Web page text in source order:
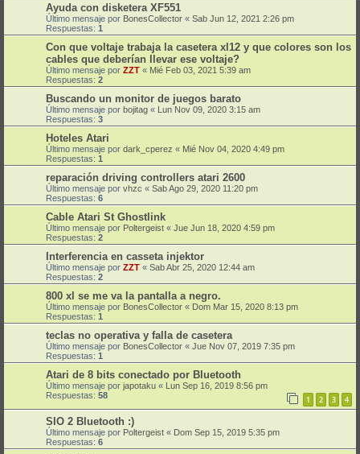
Ayuda con disketera XF551
Último mensaje por BonesCollector « Sab Jun 12, 2021 2:26 pm
Respuestas: 1
Con que voltaje trabaja la casetera xl12 y que colores son los
cables que deberían llevar ese voltaje?
Último mensaje por ZZT « Mié Feb 03, 2021 5:39 am
Respuestas: 2
Buscando un monitor de juegos barato
Último mensaje por bojitag « Lun Nov 09, 2020 3:15 am
Respuestas: 3
Hoteles Atari
Último mensaje por dark_cperez « Mié Nov 04, 2020 4:49 pm
Respuestas: 1
reparación driving controllers atari 2600
Último mensaje por vhzc « Sab Ago 29, 2020 11:20 pm
Respuestas: 6
Cable Atari St Ghostlink
Último mensaje por Poltergeist « Jue Jun 18, 2020 4:59 pm
Respuestas: 2
Interferencia en casseta injektor
Último mensaje por ZZT « Sab Abr 25, 2020 12:44 am
Respuestas: 2
800 xl se me va la pantalla a negro.
Último mensaje por BonesCollector « Dom Mar 15, 2020 8:13 pm
Respuestas: 1
teclas no operativa y falla de casetera
Último mensaje por BonesCollector « Jue Nov 07, 2019 7:35 pm
Respuestas: 1
Atari de 8 bits conectado por Bluetooth
Último mensaje por japotaku « Lun Sep 16, 2019 8:56 pm
Respuestas: 58 1 2 3 4
SIO 2 Bluetooth :)
Último mensaje por Poltergeist « Dom Sep 15, 2019 5:35 pm
Respuestas: 6